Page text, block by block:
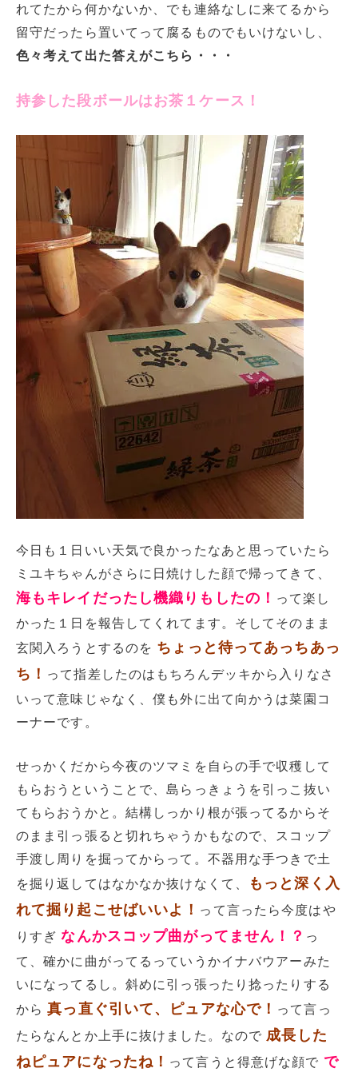
れてたから何かないか、でも連絡なしに来てるから
留守だったら置いてって腐るものでもいけないし、
色々考えて出た答えがこちら・・・
持参した段ボールはお茶１ケース！
今日も１日いい天気で良かったなあと思っていたら
ミユキちゃんがさらに日焼けした顔で帰ってきて、
海もキレイだったし機織りもしたの！ って楽し
かった１日を報告してくれてます。そしてそのまま
玄関入ろうとするのを ちょっと待ってあっちあっ
ち！ って指差したのはもちろんデッキから入りなさ
いって意味じゃなく、僕も外に出て向かうは菜園コ
ーナーです。
せっかくだから今夜のツマミを自らの手で収穫して
もらおうということで、島らっきょうを引っこ抜い
てもらおうかと。結構しっかり根が張ってるからそ
のまま引っ張ると切れちゃうかもなので、スコップ
手渡し周りを掘ってからって。不器用な手つきで土
を掘り返してはなかなか抜けなくて、
もっと深く入
れて掘り起こせばいいよ！ って言ったら今度はや
りすぎなんかスコップ曲がってません！？ っ
て、確かに曲がってるっていうかイナバウアーみた
いになってるし。斜めに引っ張ったり捻ったりする
から真っ直ぐ引いて、ピュアな心で！ って言っ
たらなんとか上手に抜けました。なので 成長した
ねピュアになったね！ って言うと得意げな顔で で